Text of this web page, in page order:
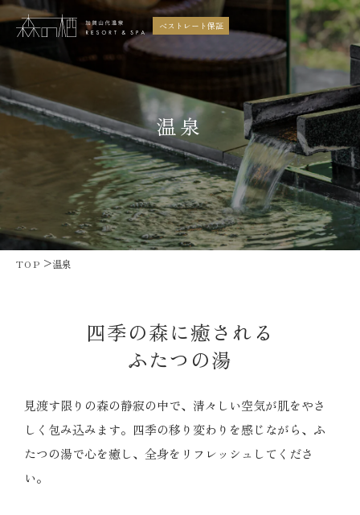
ベストレート保証
コンセプト お部屋
お料理 温泉
館内施設 周辺案内
温泉
TOP 温泉
四季の森に癒される
ふたつの湯
見渡す限りの森の静寂の中で、 清々しい空気が肌をやさ
しく包み込みます。 四季の移り変わりを感じながら、 ふ
たつの湯で心を癒し、全身をリフレッシュしてくださ
い。